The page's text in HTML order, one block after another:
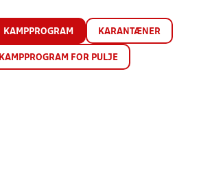
KAMPPROGRAM KARANTÆNER
KAMPPROGRAM FOR PULJE